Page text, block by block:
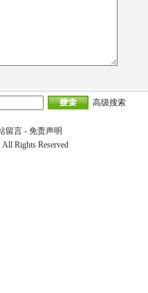
高级搜索
留言 - 免责声明
Rights Reserved